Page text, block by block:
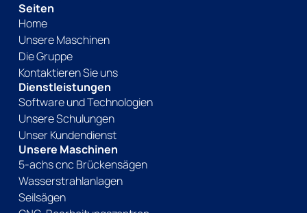
Seiten
Home
Unsere Maschinen
Die Gruppe
Kontaktieren Sie uns
Dienstleistungen
Software und Technologien
Unsere Schulungen
Unser Kundendienst
Unsere Maschinen
5-achs cnc Brückensägen
Wasserstrahlanlagen
Seilsägen